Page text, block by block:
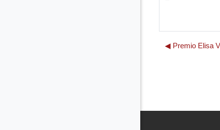
◀︎ Premio Elisa